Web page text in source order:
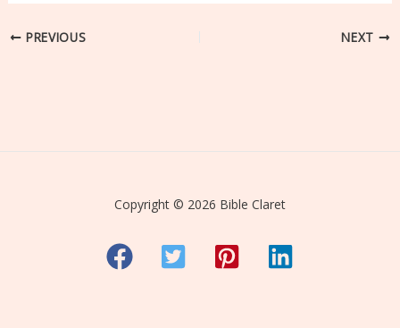
PREVIOUS NEXT
Copyright © 2026 Bible Claret